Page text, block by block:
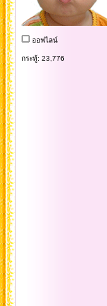
ออฟไลน์
กระทู้: 23,776